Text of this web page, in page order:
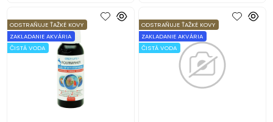
ODSTRAŇUJE ŤAŽKÉ KOVY
ZAKLADANIE AKVÁRIA
ČISTÁ VODA
ODSTRAŇUJE ŤAŽKÉ KOVY
ZAKLADANIE AKVÁRIA
ČISTÁ VODA